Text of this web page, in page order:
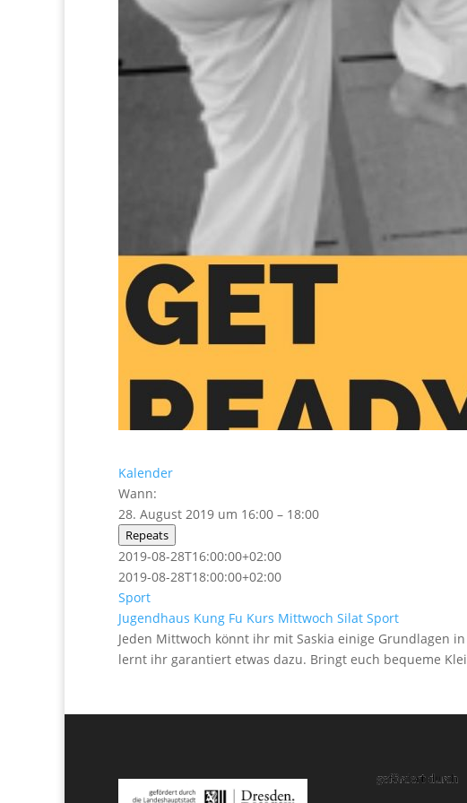
Kalender
Wann:
28. August 2019 um 16:00 – 18:00
Repeats
2019-08-28T16:00:00+02:00
2019-08-28T18:00:00+02:00
Sport
Jugendhaus Kung Fu Kurs Mittwoch Silat Sport
Jeden Mittwoch könnt ihr mit Saskia einige Grundlagen
lernt ihr garantiert etwas dazu. Bringt euch bequeme